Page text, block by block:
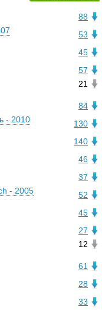
88
53
45
57
21
84
130
- 2010
140
46
37
52
- 2005
45
27
12
61
28
33